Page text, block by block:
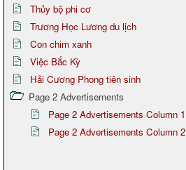
Thủy bộ phi cơ
Trương Học Lương du lịch
Con chim xanh
Việc Bắc Kỳ
Hải Cương Phong tiên sinh
Page 2 Advertisements
Page 2 Advertisements Column 1
Page 2 Advertisements Column 2